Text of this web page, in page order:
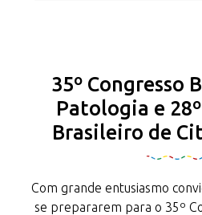
35º Congresso
Patologia e
Brasileiro de
Com grande entusiasmo
se prepararem para o 35º